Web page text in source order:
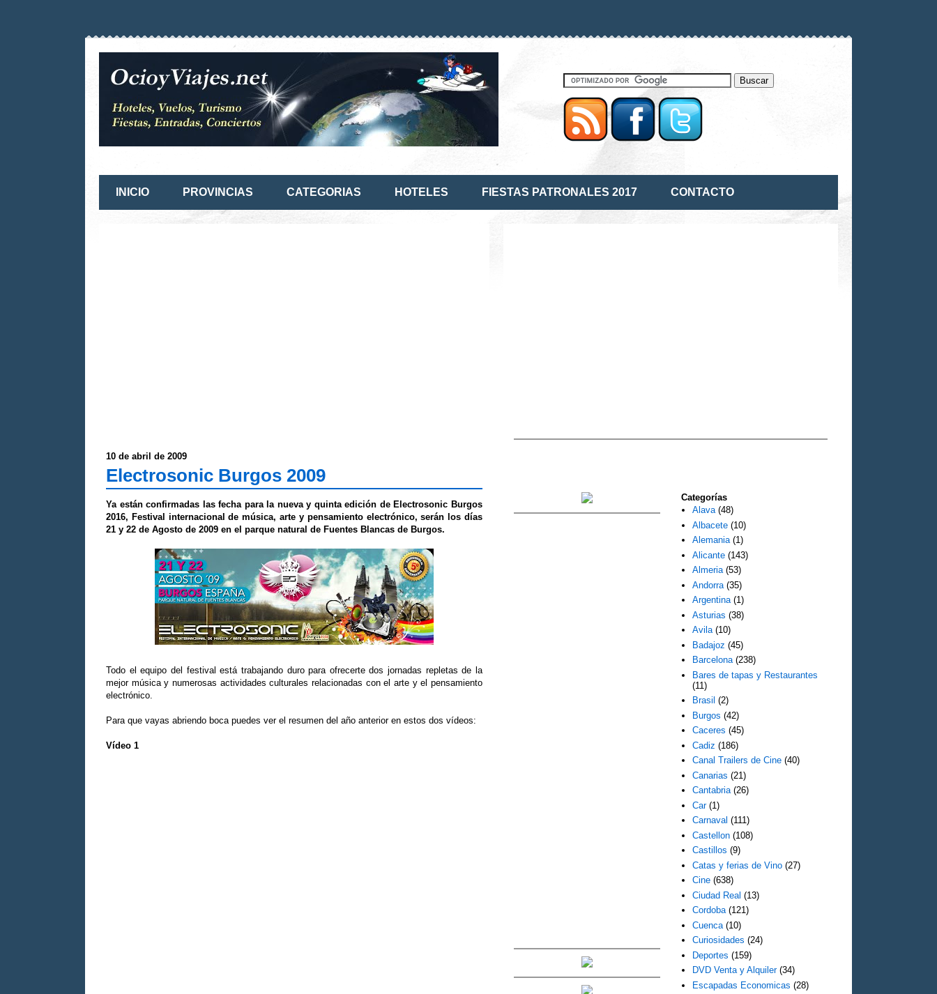
INICIO PROVINCIAS CATEGORIAS HOTELES FIESTAS PATRONALES 2017 CONTACTO
10 de abril de 2009
Electrosonic Burgos 2009
Ya están confirmadas las fecha para la nueva y quinta edición de Electrosonic Burgos
2016, Festival internacional de música, arte y pensamiento electrónico, serán los días
21 y 22 de Agosto de 2009 en el parque natural de Fuentes Blancas de Burgos.
Todo el equipo del festival está trabajando duro para ofrecerte dos jornadas repletas de la
mejor música y numerosas actividades culturales relacionadas con el arte y el pensamiento
electrónico.
Para que vayas abriendo boca puedes ver el resumen del año anterior en estos dos vídeos:
Vídeo 1
Categorías
Alava (48)
Albacete (10)
Alemania (1)
Alicante (143)
Almeria (53)
Andorra (35)
Argentina (1)
Asturias (38)
Avila (10)
Badajoz (45)
Barcelona (238)
Bares de tapas y Restaurantes
(11)
Brasil (2)
Burgos (42)
Caceres (45)
Cadiz (186)
Canal Trailers de Cine (40)
Canarias (21)
Cantabria (26)
Car (1)
Carnaval (111)
Castellon (108)
Castillos (9)
Catas y ferias de Vino (27)
Cine (638)
Ciudad Real (13)
Cordoba (121)
Cuenca (10)
Curiosidades (24)
Deportes (159)
DVD Venta y Alquiler (34)
Escapadas Economicas (28)